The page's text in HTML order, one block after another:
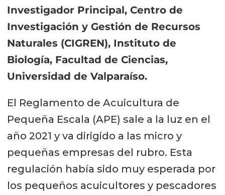
Investigador Principal, Centro de
Investigación y Gestión de Recursos
Naturales (CIGREN), Instituto de
Biología, Facultad de Ciencias,
Universidad de Valparaíso.
El Reglamento de Acuicultura de
Pequeña Escala (APE) sale a la luz en el
año 2021 y va dirigido a las micro y
pequeñas empresas del rubro. Esta
regulación había sido muy esperada por
los pequeños acuicultores y pescadores